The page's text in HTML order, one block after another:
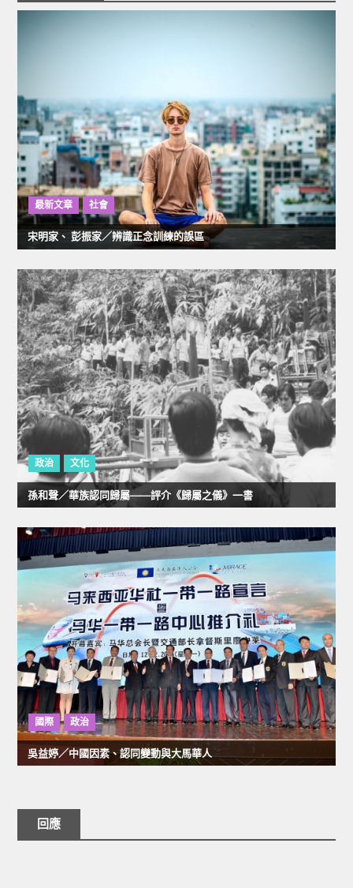
導
最新文章 社會
宋明家、 彭振家／辨識正念訓練的誤區
政治 文化
孫和聲／華族認同歸屬——評介《歸屬之儀》一書
國際 政治
吳益婷／中國因素、認同變動與大馬華人
回應